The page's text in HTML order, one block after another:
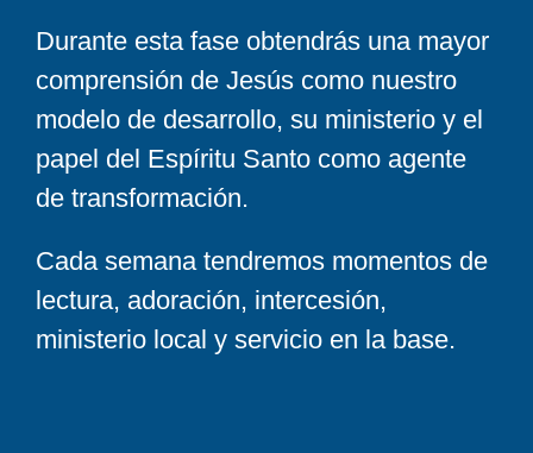
Durante esta fase obtendrás una mayor
comprensión de Jesús como nuestro
modelo de desarrollo, su ministerio y el
papel del Espíritu Santo como agente
de transformación.
Cada semana tendremos momentos de
lectura, adoración, intercesión,
ministerio local y servicio en la base.